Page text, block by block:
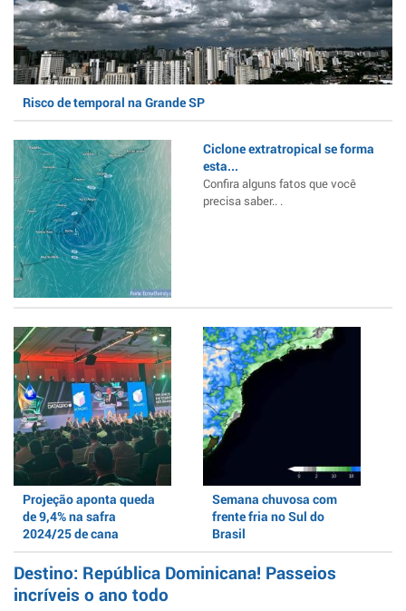
Risco de temporal na Grande SP
Ciclone extratropical se forma
esta...
Confira alguns fatos que você
precisa saber.. .
Projeção aponta queda
de 9,4% na safra
2024/25 de cana
Semana chuvosa com
frente fria no Sul do
Brasil
Destino: República Dominicana! Passeios
incríveis o ano todo